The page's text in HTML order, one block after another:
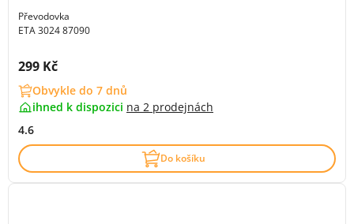
Převodovka
ETA 3024 87090
Cena s DPH:
299 Kč
Obvykle do 7 dnů
ihned k dispozici na 2 prodejnách
4.6
Do košíku